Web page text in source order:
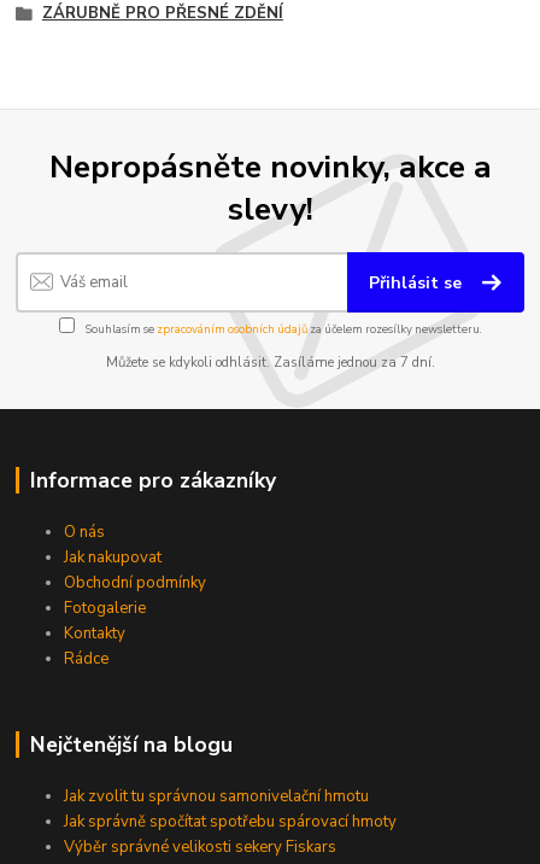
ZÁRUBNĚ PRO PŘESNÉ ZDĚNÍ
Nepropásněte novinky, akce a
slevy!
Přihlásit se
Souhlasím se zpracováním osobních údajůza účelem rozesílky newsletteru.
Můžete se kdykoli odhlásit. Zasíláme jednou za 7 dní.
Informace pro zákazníky
O nás
Jak nakupovat
Obchodní podmínky
Fotogalerie
Kontakty
Rádce
Nejčtenější na blogu
Jak zvolit tu správnou samonivelační hmotu
Jak správně spočítat spotřebu spárovací hmoty
Výběr správné velikosti sekery Fiskars